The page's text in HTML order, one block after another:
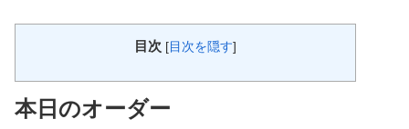
目次 [ 目次を隠す]
本日のオーダー